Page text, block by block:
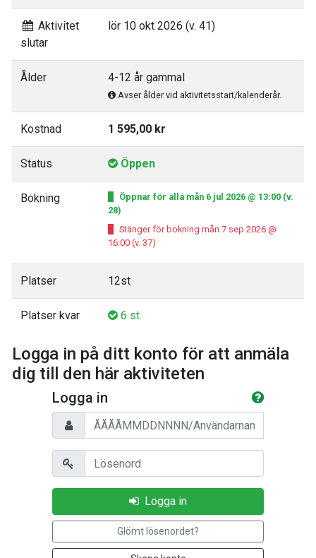
Aktivitet
slutar
lör 10 okt 2026 (v. 41)
Ålder 4-12 år gammal
Avser ålder vid aktivitetsstart/kalenderår.
Kostnad 1 595,00 kr
Status Öppen
Bokning
Öppnar för alla mån 6 jul 2026 @ 13:00 (v.
28)
Stänger för bokning mån 7 sep 2026 @
16:00 (v. 37)
Platser 12st
Platser kvar 6 st
Logga in på ditt konto för att anmäla
dig till den här aktiviteten
Logga in
Personnummer/Användarnamn
Lösenord
Logga in
Glömt lösenordet?